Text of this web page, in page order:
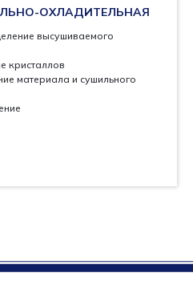
ОХЛАДИТЕЛЬНАЯ
высушиваемого
кристаллов
материала и сушильного